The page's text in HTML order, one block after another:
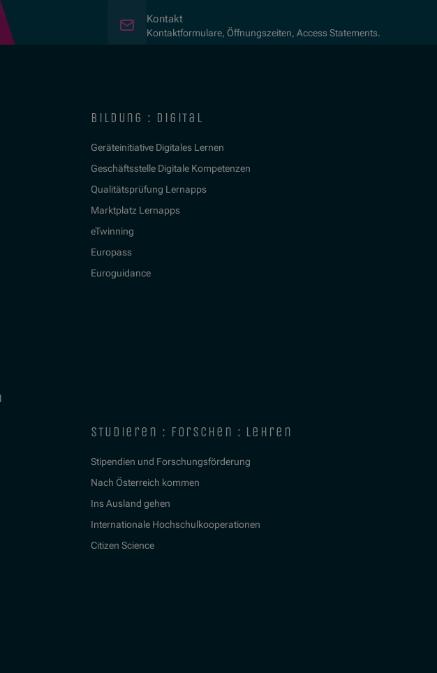
Kontakt
Kontaktformulare, Öffnungszeiten, Access Statements.
bildung : digital
Geräteinitiative Digitales Lernen
Geschäftsstelle Digitale Kompetenzen
Qualitätsprüfung Lernapps
Marktplatz Lernapps
eTwinning
Europass
Euroguidance
studieren : forschen : lehren
Stipendien und Forschungsförderung
Nach Österreich kommen
Ins Ausland gehen
Internationale Hochschulkooperationen
Citizen Science